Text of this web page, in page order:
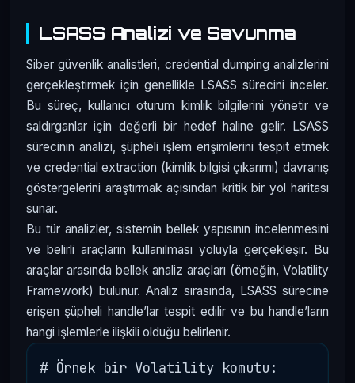
LSASS Analizi ve Savunma
Siber güvenlik analistleri, credential dumping analizlerini
gerçekleştirmek için genellikle LSASS sürecini inceler.
Bu süreç, kullanıcı oturum kimlik bilgilerini yönetir ve
saldırganlar için değerli bir hedef haline gelir. LSASS
sürecinin analizi, şüpheli işlem erişimlerini tespit etmek
ve credential extraction (kimlik bilgisi çıkarımı) davranış
göstergelerini araştırmak açısından kritik bir yol haritası
sunar.
Bu tür analizler, sistemin bellek yapısının incelenmesini
ve belirli araçların kullanılması yoluyla gerçekleşir. Bu
araçlar arasında bellek analiz araçları (örneğin, Volatility
Framework) bulunur. Analiz sırasında, LSASS sürecine
erişen şüpheli handle’lar tespit edilir ve bu handle’ların
hangi işlemlerle ilişkili olduğu belirlenir.
# Örnek bir Volatility komutu: